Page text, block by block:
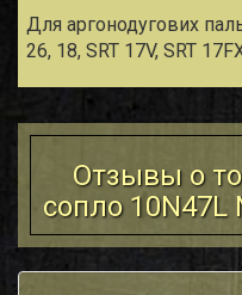
Для аргонодугових
26, 18, SRT 17V, SRT
Отзывы о
сопло